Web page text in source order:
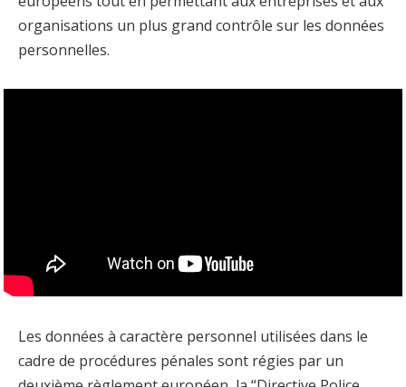
organisations un plus grand contrôle sur les données
personnelles.
Les données à caractère personnel utilisées dans le
cadre de procédures pénales sont régies par un